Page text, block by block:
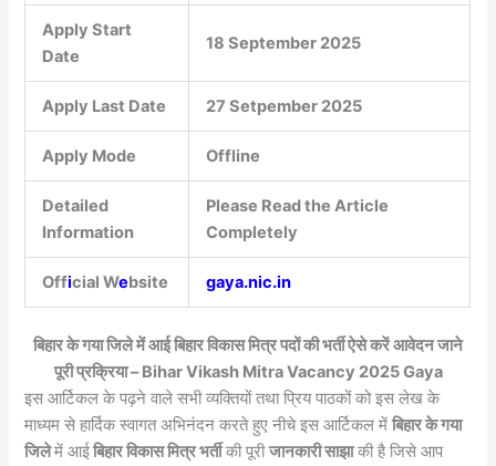
Apply Start
Date
18 September 2025
Apply Last Date 27 Setpember 2025
Apply Mode Offline
Detailed
Information
Please Read the Article
Completely
Official Website gaya.nic.in
बिहार के गया जिले में आई बिहार विकास मित्र पदों की भर्ती ऐसे करें आवेदन जाने
पूरी प्रक्रिया – Bihar Vikash Mitra Vacancy 2025 Gaya
इस आर्टिकल के पढ़ने वाले सभी व्यक्तियों तथा प्रिय पाठकों को इस लेख के
माध्यम से हार्दिक स्वागत अभिनंदन करते हुए नीचे इस आर्टिकल मेंबिहार के गया
जिलेमें आईबिहार विकास मित्र भर्तीकी पूरीजानकारी साझाकी है जिसे आप